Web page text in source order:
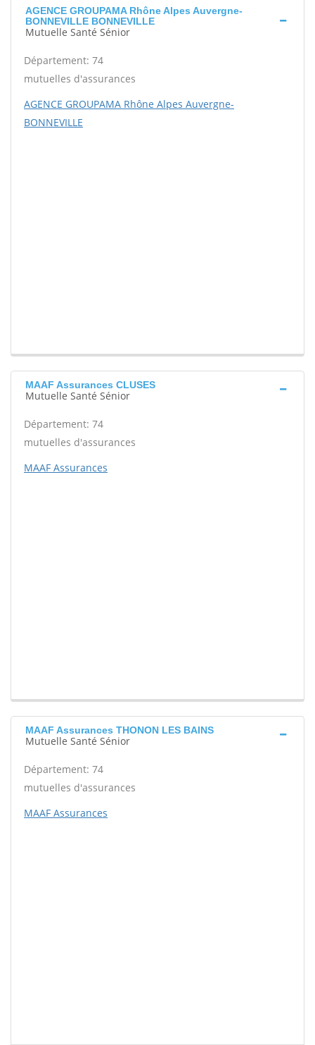
AGENCE GROUPAMA Rhône Alpes Auvergne-
BONNEVILLE BONNEVILLE
Mutuelle Santé Sénior
Département: 74
mutuelles d'assurances
AGENCE GROUPAMA Rhône Alpes Auvergne-
BONNEVILLE
MAAF Assurances CLUSES
Mutuelle Santé Sénior
Département: 74
mutuelles d'assurances
MAAF Assurances
MAAF Assurances THONON LES BAINS
Mutuelle Santé Sénior
Département: 74
mutuelles d'assurances
MAAF Assurances